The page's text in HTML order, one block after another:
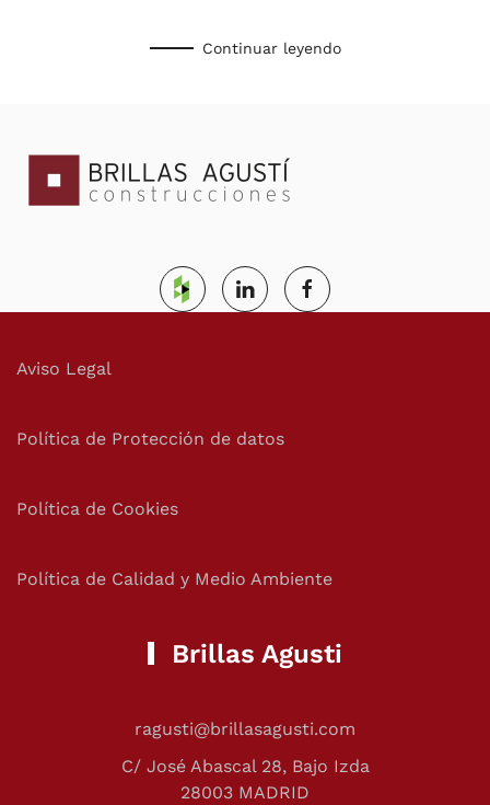
Continuar leyendo
Aviso Legal
Política de Protección de datos
Política de Cookies
Política de Calidad y Medio Ambiente
Brillas Agusti
ragusti@brillasagusti.com
C/ José Abascal 28, Bajo Izda
28003 MADRID